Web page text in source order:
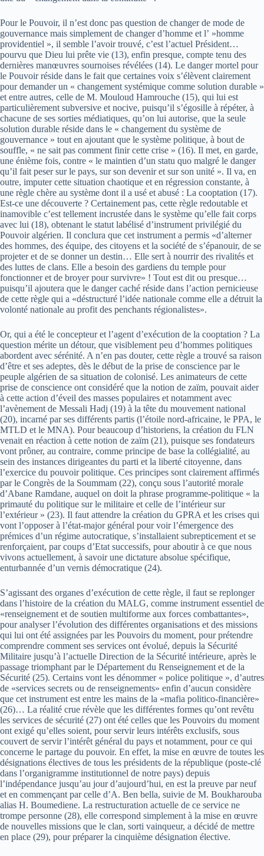
Pour le Pouvoir, il n’est donc pas question de changer de mode de
gouvernance mais simplement de changer d’homme et l’ »homme
providentiel », il semble l’avoir trouvé, c’est l’actuel Président…
pourvu que Dieu lui prête vie (13), enfin presque, compte tenu des
dernières manœuvres sournoises révélées (14). Le danger mortel pour
le Pouvoir réside dans le fait que certaines voix s’élèvent clairement
pour demander un « changement systémique comme solution durable »
et entre autres, celle de M. Mouloud Hamrouche (15), qui lui est
particulièrement subversive et nocive, puisqu’il s’égosille à répéter, à
chacune de ses sorties médiatiques, qu’on lui autorise, que la seule
solution durable réside dans le « changement du système de
gouvernance » tout en ajoutant que le système politique, à bout de
souffle, « ne sait pas comment finir cette crise » (16). Il met, en garde,
une énième fois, contre « le maintien d’un statu quo malgré le danger
qu’il fait peser sur le pays, sur son devenir et sur son unité ». Il va, en
outre, imputer cette situation chaotique et en régression constante, à
une règle chère au système dont il a usé et abusé : La cooptation (17).
Est-ce une découverte ? Certainement pas, cette règle redoutable et
inamovible c’est tellement incrustée dans le système qu’elle fait corps
avec lui (18), obtenant le statut labélisé d’instrument privilégié du
Pouvoir algérien. Il conclura que cet instrument a permis «d’alterner
des hommes, des équipe, des citoyens et la société de s’épanouir, de se
projeter et de se donner un destin… Elle sert à nourrir des rivalités et
des luttes de clans. Elle a besoin des gardiens du temple pour
fonctionner et de broyer pour survivre» ! Tout est dit ou presque…
puisqu’il ajoutera que le danger caché réside dans l’action pernicieuse
de cette règle qui a «déstructuré l’idée nationale comme elle a détruit la
volonté nationale au profit des penchants régionalistes».
Or, qui a été le concepteur et l’agent d’exécution de la cooptation ? La
question mérite un détour, que visiblement peu d’hommes politiques
abordent avec sérénité. A n’en pas douter, cette règle a trouvé sa raison
d’être et ses adeptes, dès le début de la prise de conscience par le
peuple algérien de sa situation de colonisé. Les animateurs de cette
prise de conscience ont considéré que la notion de zaïm, pouvait aider
à cette action d’éveil des masses populaires et notamment avec
l’avènement de Messali Hadj (19) à la tête du mouvement national
(20), incarné par ses différents partis (l’étoile nord-africaine, le PPA, le
MTLD et le MNA). Pour beaucoup d’historiens, la création du FLN
venait en réaction à cette notion de zaïm (21), puisque ses fondateurs
vont prôner, au contraire, comme principe de base la collégialité, au
sein des instances dirigeantes du parti et la liberté citoyenne, dans
l’exercice du pouvoir politique. Ces principes sont clairement affirmés
par le Congrès de la Soummam (22), conçu sous l’autorité morale
d’Abane Ramdane, auquel on doit la phrase programme-politique « la
primauté du politique sur le militaire et celle de l’intérieur sur
l’extérieur » (23). Il faut attendre la création du GPRA et les crises qui
vont l’opposer à l’état-major général pour voir l’émergence des
prémices d’un régime autocratique, s’installaient subrepticement et se
renforçaient, par coups d’Etat successifs, pour aboutir à ce que nous
vivons actuellement, à savoir une dictature absolue spécifique,
enturbannée d’un vernis démocratique (24).
S’agissant des organes d’exécution de cette règle, il faut se replonger
dans l’histoire de la création du MALG, comme instrument essentiel de
«renseignement et de soutien multiforme aux forces combattantes»,
pour analyser l’évolution des différentes organisations et des missions
qui lui ont été assignées par les Pouvoirs du moment, pour prétendre
comprendre comment ses services ont évolué, depuis la Sécurité
Militaire jusqu’à l’actuelle Direction de la Sécurité intérieure, après le
passage triomphant par le Département du Renseignement et de la
Sécurité (25). Certains vont les dénommer « police politique », d’autres
de «services secrets ou de renseignements» enfin d’aucun considère
que cet instrument est entre les mains de la «mafia politico-financière»
(26)… La réalité crue révèle que les différentes formes qu’ont revêtu
les services de sécurité (27) ont été celles que les Pouvoirs du moment
ont exigé qu’elles soient, pour servir leurs intérêts exclusifs, sous
couvert de servir l’intérêt général du pays et notamment, pour ce qui
concerne le partage du pouvoir. En effet, la mise en œuvre de toutes les
désignations électives de tous les présidents de la république (poste-clé
dans l’organigramme institutionnel de notre pays) depuis
l’indépendance jusqu’au jour d’aujourd’hui, en est la preuve par neuf
et en commençant par celle d’A. Ben bella, suivie de M. Boukharouba
alias H. Boumediene. La restructuration actuelle de ce service ne
trompe personne (28), elle correspond simplement à la mise en œuvre
de nouvelles missions que le clan, sorti vainqueur, a décidé de mettre
en place (29), pour préparer la cinquième désignation élective.